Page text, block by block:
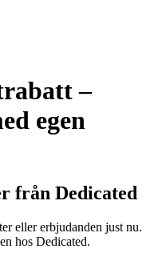
–
egen
från Dedicated
eller erbjudanden just nu.
hos Dedicated.